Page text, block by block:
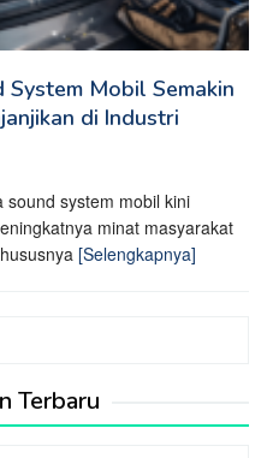
System Mobil Semakin
di Industri
sound system mobil kini
minat masyarakat
[Selengkapnya]
Terbaru